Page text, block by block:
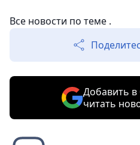
Все новости по теме .
Добавить
читать